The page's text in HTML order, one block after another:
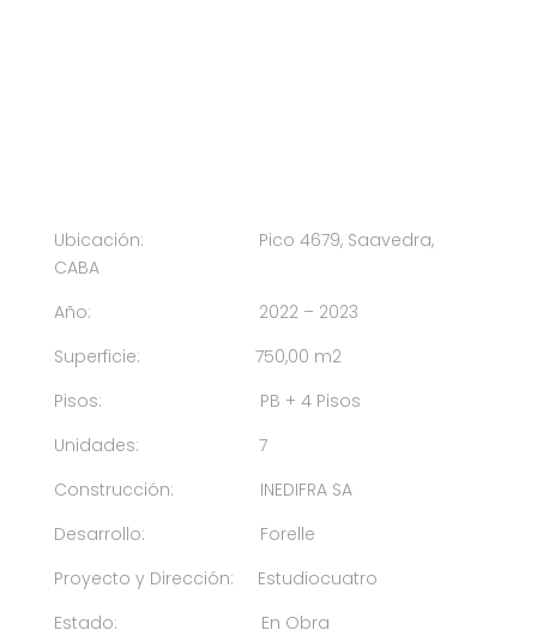
Ubicación: Pico 4679, Saavedra,
CABA
Año: 2022 – 2023
Superficie: 750,00 m2
Pisos: PB + 4 Pisos
Unidades: 7
Construcción: INEDIFRA SA
Desarrollo: Forelle
Proyecto y Dirección: Estudiocuatro
Estado: En Obra